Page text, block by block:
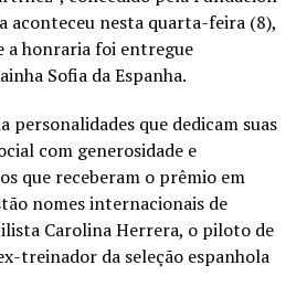
aconteceu nesta quarta-feira (8),
a honraria foi entregue
Sofia da Espanha.
personalidades que dedicam suas
com generosidade e
que receberam o prêmio em
nomes internacionais de
Carolina Herrera, o piloto de
treinador da seleção espanhola